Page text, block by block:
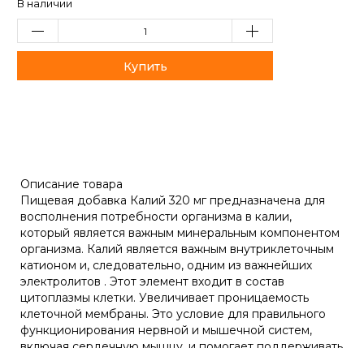
В наличии
Описание товара
Пищевая добавка Калий 320 мг предназначена для
восполнения потребности организма в калии,
который является важным минеральным компонентом
организма. Калий является важным внутриклеточным
катионом и, следовательно, одним из важнейших
электролитов . Этот элемент входит в состав
цитоплазмы клетки. Увеличивает проницаемость
клеточной мембраны. Это условие для правильного
функционирования нервной и мышечной систем,